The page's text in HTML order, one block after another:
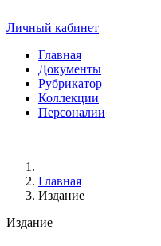
Личный кабинет
Главная
Документы
Рубрикатор
Коллекции
Персоналии
Главная
Издание
Издание